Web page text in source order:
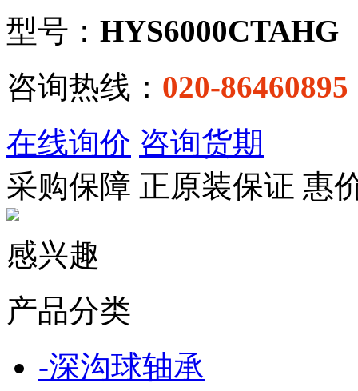
型号： HYS6000CTAHG
咨询热线： 020-86460895
在线询价 咨询货期
采购保障 正原装保证 惠
感兴趣
产品分类
-深沟球轴承